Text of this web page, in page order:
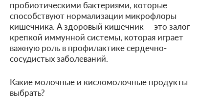
пробиотическими бактериями, которые
способствуют нормализации микрофлоры
кишечника. А здоровый кишечник — это залог
крепкой иммунной системы, которая играет
важную роль в профилактике сердечно-
сосудистых заболеваний.
Какие молочные и кисломолочные продукты
выбрать?